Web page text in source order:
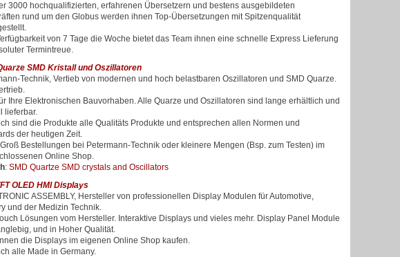
3000 hochqualifizierten, erfahrenen Übersetzern und bestens ausgebildeten
rund um den Globus werden ihnen Top-Übersetzungen mit Spitzenqualität
von 7 Tage die Woche bietet das Team ihnen eine schnelle Express Lieferung
Termintreue.
SMD Kristall und Oszillatoren
Technik, Vertieb von modernen und hoch belastbaren Oszillatoren und SMD Quarze.
Ihre Elektronischen Bauvorhaben. Alle Quarze und Oszillatoren sind lange erhältlich und
lieferbar.
sind die Produkte alle Qualitäts Produkte und entsprechen allen Normen und
der heutigen Zeit.
Bestellungen bei Petermann-Technik oder kleinere Mengen (Bsp. zum Testen) im
Online Shop.
: SMD Quartze SMD crystals and Oscillators
OLED HMI Displays
ASSEMBLY, Hersteller von professionellen Display Modulen für Automotive,
und der Medizin Technik.
Lösungen vom Hersteller. Interaktive Displays und vieles mehr. Display Panel Module
und in Hoher Qualität.
die Displays im eigenen Online Shop kaufen.
alle Made in Germany.